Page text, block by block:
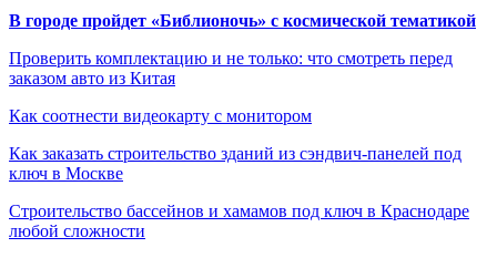
В городе пройдет «Библионочь» с космической тематикой
Проверить комплектацию и не только: что смотреть перед
заказом авто из Китая
Как соотнести видеокарту с монитором
Как заказать строительство зданий из сэндвич-панелей под
ключ в Москве
Строительство бассейнов и хамамов под ключ в Краснодаре
любой сложности